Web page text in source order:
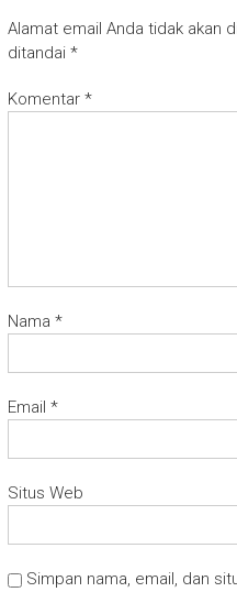
Alamat email Anda tidak akan
ditandai *
Komentar *
Nama *
Email *
Situs Web
Simpan nama, email, dan